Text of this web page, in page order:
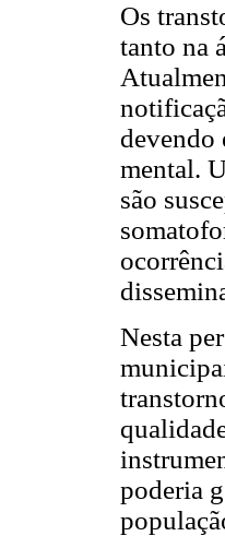
Os
tanto na
devendo
mental.
são
Nesta
poderia